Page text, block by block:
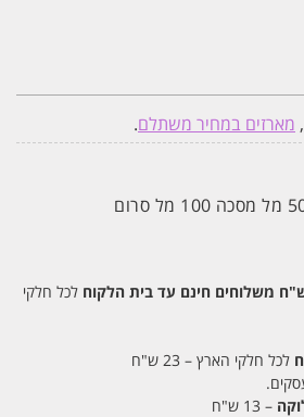
, מארזים במחיר משתלם.
משלוחים חינם עד בית הלקוח לכל חלקי
לכל חלקי הארץ – 23 ש"ח
– 13 ש"ח